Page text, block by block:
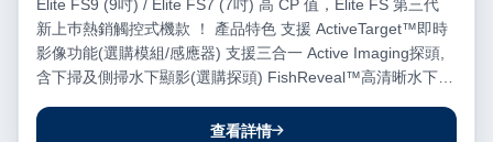
Elite FS9 (9吋) / Elite FS7 (7吋) 高 CP 值，Elite FS 第三代
新上巿熱銷觸控式機款 ！ 產品特色 支援 ActiveTarget™即時
影像功能(選購模組/感應器) 支援三合一 Active Imaging探頭,
含下掃及側掃水下顯影(選購探頭) FishReveal™高清晰水下成
查看詳情